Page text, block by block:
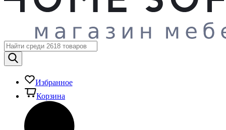
Избранное
Корзина